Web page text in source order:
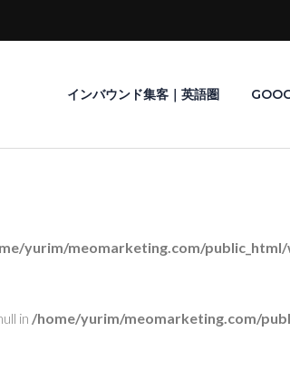
インバウンド集客｜英語圏
yurim/meomarketing.com/
in /home/yurim/meomarketing.com/